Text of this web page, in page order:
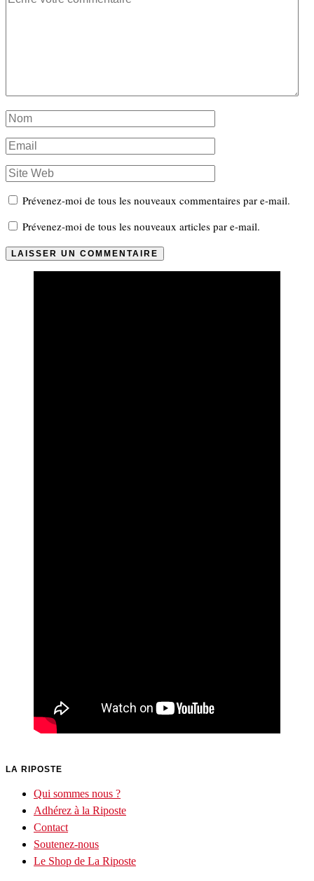
Prévenez-moi de tous les nouveaux commentaires par e-mail.
Prévenez-moi de tous les nouveaux articles par e-mail.
LA RIPOSTE
Qui sommes nous ?
Adhérez à la Riposte
Contact
Soutenez-nous
Le Shop de La Riposte